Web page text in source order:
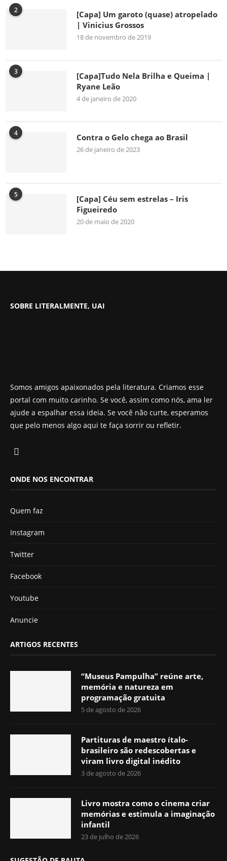
2
[Capa] Um garoto (quase) atropelado
| Vinicius Grossos
18 de novembro de 2019
3
[Capa]Tudo Nela Brilha e Queima |
Ryane Leão
4 de janeiro de 2020
4 Contra o Gelo chega ao Brasil
26 de janeiro de 2023
5
[Capa] Céu sem estrelas – Iris
Figueiredo
20 de maio de 2020
SOBRE LITERALMENTE, UAI
Somos amigos apaixonados pela literatura. Criamos esse
portal com muito carinho. Se você, assim como nós, ama ler
ajude a espalhar essa ideia. Se você não curte, esperamos
que pelo menos algo aqui te faça sorrir ou refletir.
ONDE NOS ENCONTRAR
Quem faz
Instagram
Twitter
Facebook
Youtube
Anuncie
ARTIGOS RECENTES
“Museus Pampulha” reúne arte,
memória e natureza em
programação gratuita
5 de agosto de 2026
Partituras de maestro ítalo-
brasileiro são redescobertas e
viram livro digital inédito
3 de agosto de 2026
Livro mostra como o cinema criar
memórias e estimula a imaginação
infantil
23 de julho de 2026